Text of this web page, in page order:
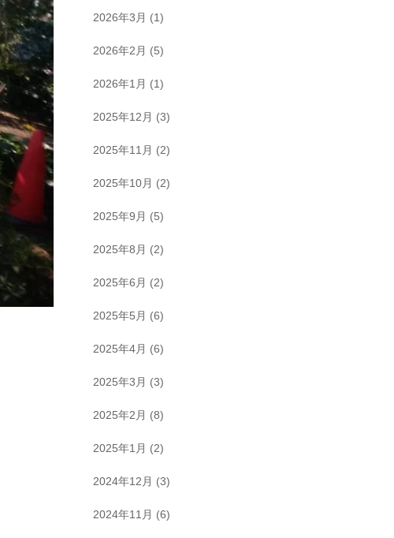
2026年3月 (1)
2026年2月 (5)
2026年1月 (1)
2025年12月 (3)
2025年11月 (2)
2025年10月 (2)
2025年9月 (5)
2025年8月 (2)
2025年6月 (2)
2025年5月 (6)
2025年4月 (6)
2025年3月 (3)
2025年2月 (8)
2025年1月 (2)
2024年12月 (3)
2024年11月 (6)